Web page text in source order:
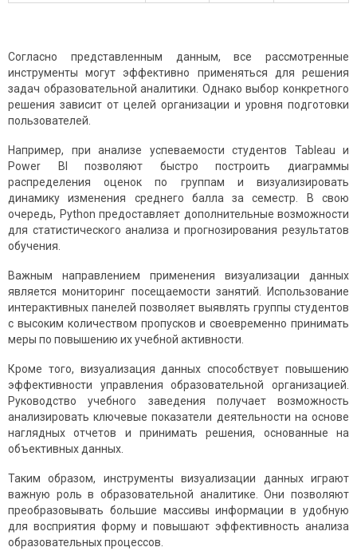
Согласно представленным данным, все рассмотренные
инструменты могут эффективно применяться для решения
задач образовательной аналитики. Однако выбор конкретного
решения зависит от целей организации и уровня подготовки
пользователей.
Например, при анализе успеваемости студентов Tableau и
Power BI позволяют быстро построить диаграммы
распределения оценок по группам и визуализировать
динамику изменения среднего балла за семестр. В свою
очередь, Python предоставляет дополнительные возможности
для статистического анализа и прогнозирования результатов
обучения.
Важным направлением применения визуализации данных
является мониторинг посещаемости занятий. Использование
интерактивных панелей позволяет выявлять группы студентов
с высоким количеством пропусков и своевременно принимать
меры по повышению их учебной активности.
Кроме того, визуализация данных способствует повышению
эффективности управления образовательной организацией.
Руководство учебного заведения получает возможность
анализировать ключевые показатели деятельности на основе
наглядных отчетов и принимать решения, основанные на
объективных данных.
Таким образом, инструменты визуализации данных играют
важную роль в образовательной аналитике. Они позволяют
преобразовывать большие массивы информации в удобную
для восприятия форму и повышают эффективность анализа
образовательных процессов.